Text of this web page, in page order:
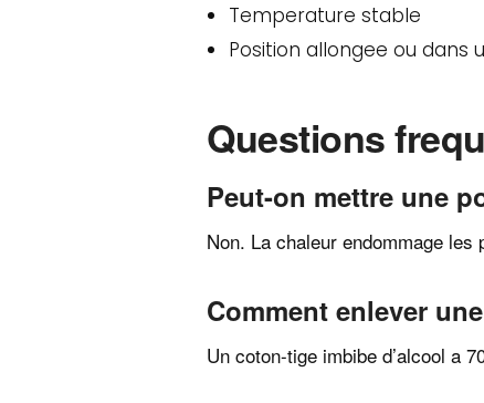
Temperature stable
Position allongee ou dans
Questions
Peut-on mettre une
Non. La chaleur endommage
Comment enlever
Un coton-tige imbibe d’alcool a